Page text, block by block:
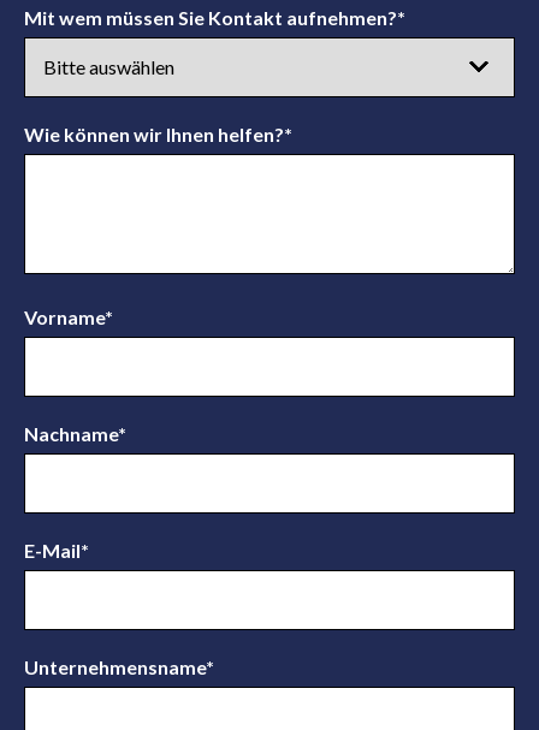
Mit wem müssen Sie Kontakt aufnehmen?*
Wie können wir Ihnen helfen?*
Vorname*
Nachname*
E-Mail*
Unternehmensname*